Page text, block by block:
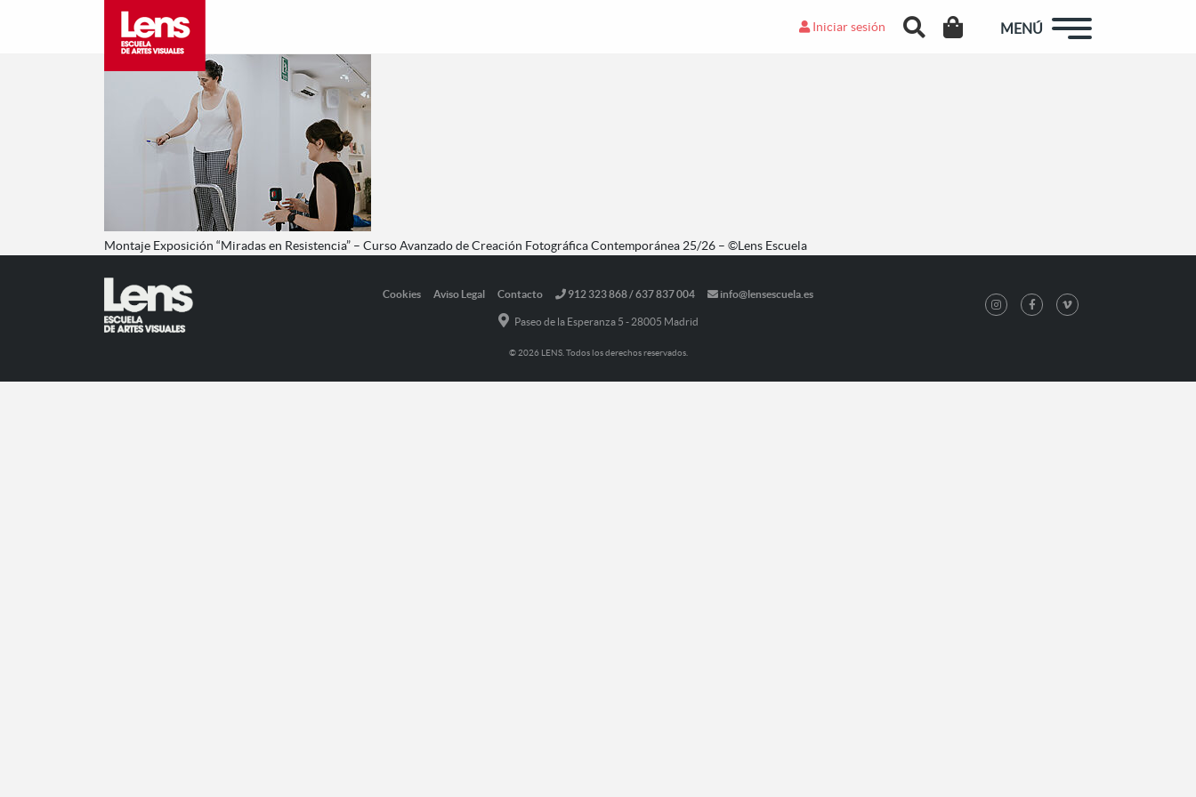
Iniciar sesión MENÚ
Montaje Exposición “Miradas en Resistencia” – Curso Avanzado de Creación Fotográfica Contemporánea 25/26 – ©Lens Escuela
Cookies Aviso Legal Contacto 912 323 868 / 637 837 004 info@lensescuela.es
Paseo de la Esperanza 5 - 28005 Madrid
© 2026 LENS. Todos los derechos reservados.